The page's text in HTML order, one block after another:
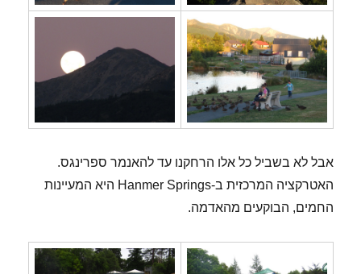
אבל לא בשביל כל אלו הרחקנו עד להאנמר ספרינגס.
האטרקציה המרכזית ב-Hanmer Springs היא המעיינות
החמים, הבוקעים מהאדמה.